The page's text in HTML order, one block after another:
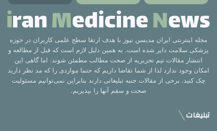
مجله اینترنتی ایران مدیسن نیوز با هدف ارتقا سطح علمی کاربران در حوزه
پزشکی سلامت دایر شده است. به همین دلیل لازم است که قبل از مطالعه و
انتشار مقالات تیم تحریریه از صحت مطالب مطمئن شوند. اما گاهی این
امکان وجود ندارد لذا از شما تقاضا داریم که حتما مواردی را که مد نظر دارید
چک کنید. برخی از مقالات جنبه تبلیغاتی دارند بنابراین نمی‌توانیم مسئولیت
صحت و سقم آنها را بپذیریم.
تبلیغات